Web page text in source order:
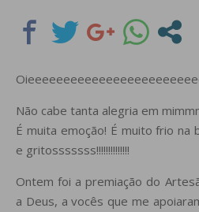
Não cabe tanta alegria em
É muita emoção! É muito frio
e gritosssssss!!!!!!!!!!!!!!
Ontem foi a premiação do
a Deus, a vocês que me